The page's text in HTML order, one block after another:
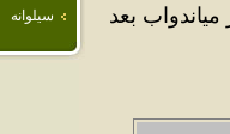
سيلوانه
بعد